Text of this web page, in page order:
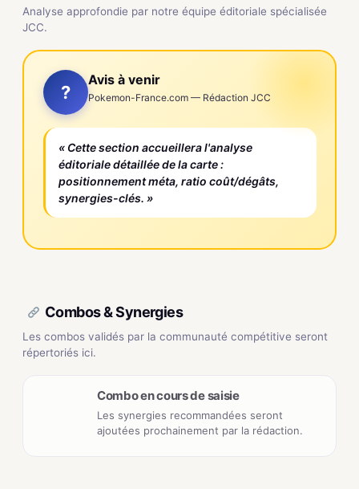
Analyse approfondie par notre équipe éditoriale spécialisée
JCC.
?
Avis à venir
Pokemon-France.com — Rédaction JCC
« Cette section accueillera l'analyse
éditoriale détaillée de la carte :
positionnement méta, ratio coût/dégâts,
synergies-clés. »
Combos & Synergies
Les combos validés par la communauté compétitive seront
répertoriés ici.
Combo en cours de saisie
Les synergies recommandées seront
ajoutées prochainement par la rédaction.